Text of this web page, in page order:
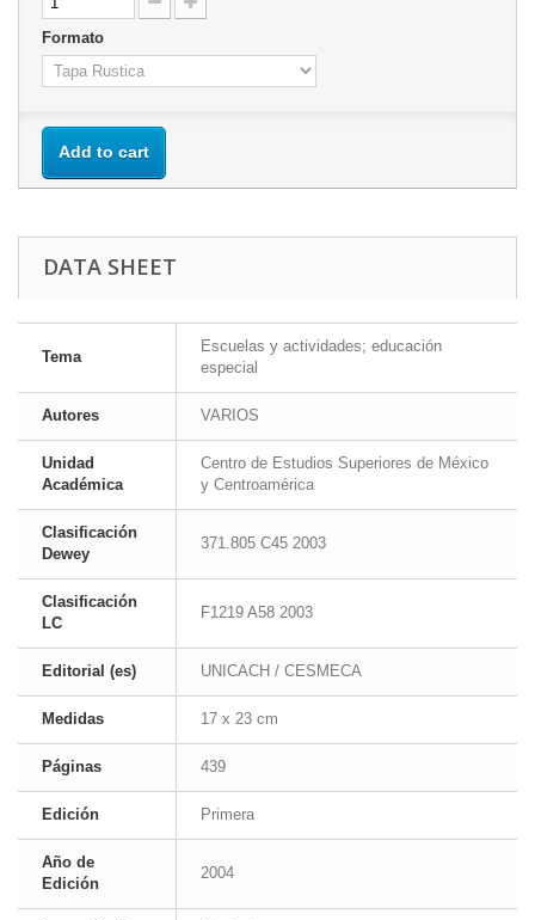
Formato
Add to cart
DATA SHEET
Tema
Escuelas y actividades; educación
especial
Autores VARIOS
Unidad
Académica
Centro de Estudios Superiores de México
y Centroamérica
Clasificación
Dewey
371.805 C45 2003
Clasificación
LC
F1219 A58 2003
Editorial (es) UNICACH / CESMECA
Medidas 17 x 23 cm
Páginas 439
Edición Primera
Año de
Edición
2004